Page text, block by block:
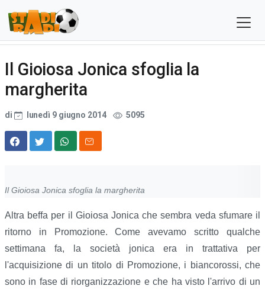
Il Gioiosa Jonica sfoglia la
margherita
di lunedì 9 giugno 2014 5095
Il Gioiosa Jonica sfoglia la margherita
Altra beffa per il Gioiosa Jonica che sembra veda sfumare il
ritorno in Promozione. Come avevamo scritto qualche
settimana fa, la società jonica era in trattativa per
l'acquisizione di un titolo di Promozione, i biancorossi, che
sono in fase di riorganizzazione e che ha visto l'arrivo di un